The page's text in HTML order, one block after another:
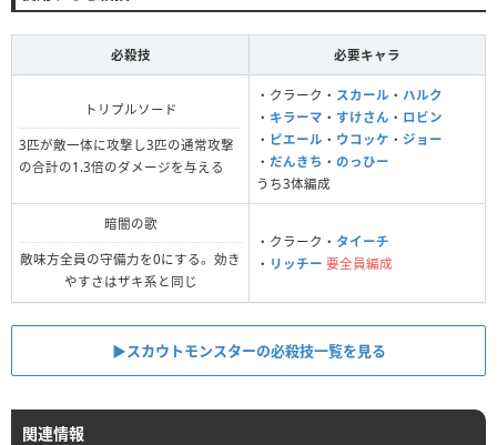
必殺技 必要キャラ
トリプルソード
3匹が敵一体に攻撃し3匹の通常攻撃
の合計の1.3倍のダメージを与える
・クラーク・ スカール ・ ハルク
・ キラーマ ・ すけさん ・ ロビン
・ ピエール ・ ウコッケ ・ ジョー
・ だんきち ・ のっひー
うち3体編成
暗闇の歌
敵味方全員の守備力を0にする。効き
やすさはザキ系と同じ
・クラーク・ タイーチ
・ リッチー 要全員編成
▶スカウトモンスターの必殺技一覧を見る
関連情報